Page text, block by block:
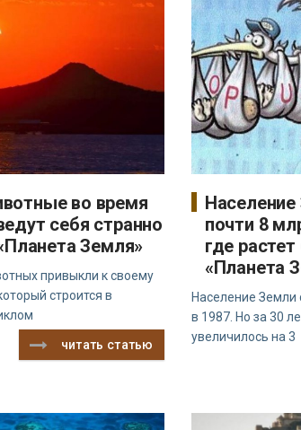
во время
себя странно
Земля»
привыкли к своему
строится в
читать статью
почти 8
где
«Планета
Население Земли
в 1987. Но за 30
увеличилось на 3